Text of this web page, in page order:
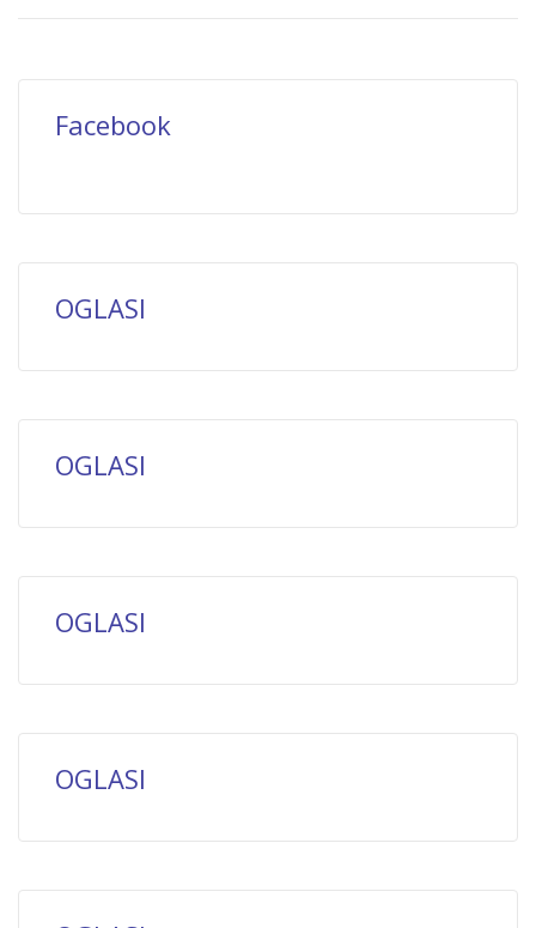
Facebook
OGLASI
OGLASI
OGLASI
OGLASI